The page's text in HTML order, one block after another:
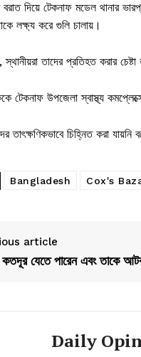
বরাত দিয়ে টেকনাফ মডেল থানার
লক্ষ্য করে গুলি চালায়।
স্থানীয়রা তাদের প্রতিহত করার চেষ্টা
টেকনাফ উপজেলা স্বাস্থ্য
তাৎক্ষণিকভাবে চিহ্নিত করা যায়নি
Bangladesh Cox's
article
কতদূর যেতে পারেন এবং তাকে
Daily